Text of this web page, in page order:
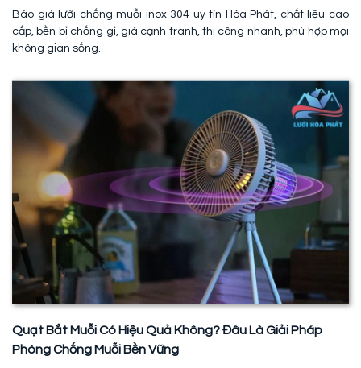
Báo giá lưới chống muỗi inox 304 uy tín Hòa Phát, chất liệu cao
cấp, bền bỉ chống gỉ, giá cạnh tranh, thi công nhanh, phù hợp mọi
không gian sống.
Quạt Bắt Muỗi Có Hiệu Quả Không? Đâu Là Giải Pháp
Phòng Chống Muỗi Bền Vững